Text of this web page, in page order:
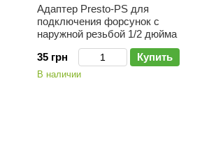
Адаптер Presto-PS для
подключения форсунок с
наружной резьбой 1/2 дюйма
35 грн
Купить
В наличии